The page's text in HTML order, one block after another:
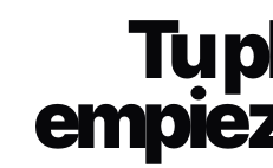
Tu